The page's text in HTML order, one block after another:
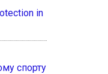
in
спорту